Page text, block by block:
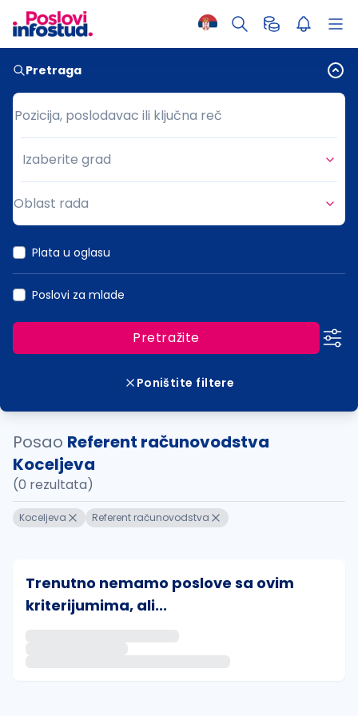
Pretraga
Pozicija, poslodavac ili ključna reč
Pozicija, poslodavac ili ključna reč
Grad
Izaberite grad
Oblast rada
Plata u oglasu
Poslovi za mlade
Pretražite
Poništite filtere
Posao Referent računovodstva
Koceljeva
(0 rezultata)
Koceljeva Referent računovodstva
Trenutno nemamo poslove sa ovim
kriterijumima, ali...